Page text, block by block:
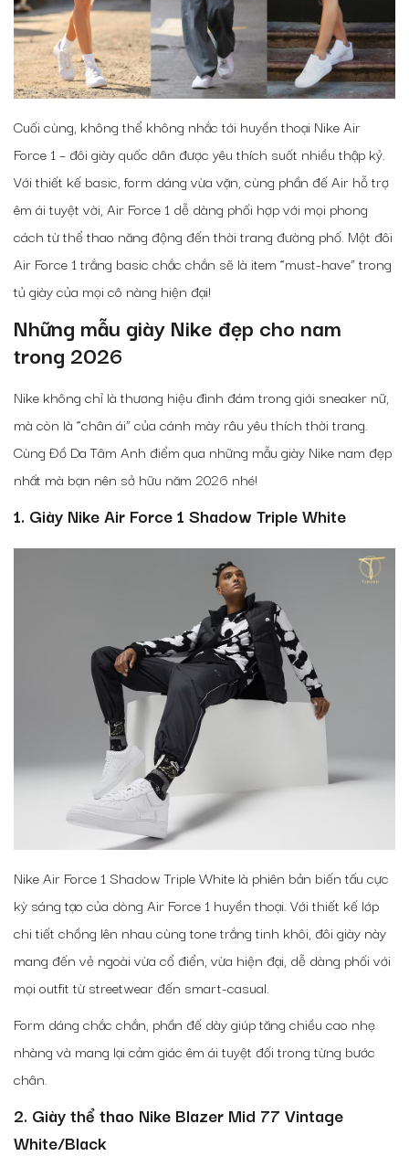
Cuối cùng, không thể không nhắc tới huyền thoại Nike Air
Force 1 – đôi giày quốc dân được yêu thích suốt nhiều thập kỷ.
Với thiết kế basic, form dáng vừa vặn, cùng phần đế Air hỗ trợ
êm ái tuyệt vời, Air Force 1 dễ dàng phối hợp với mọi phong
cách từ thể thao năng động đến thời trang đường phố. Một đôi
Air Force 1 trắng basic chắc chắn sẽ là item “must-have” trong
tủ giày của mọi cô nàng hiện đại!
Những mẫu giày Nike đẹp cho nam
trong 2026
Nike không chỉ là thương hiệu đình đám trong giới sneaker nữ,
mà còn là “chân ái” của cánh mày râu yêu thích thời trang.
Cùng Đồ Da Tâm Anh điểm qua những mẫu giày Nike nam đẹp
nhất mà bạn nên sở hữu năm 2026 nhé!
1. Giày Nike Air Force 1 Shadow Triple White
Nike Air Force 1 Shadow Triple White là phiên bản biến tấu cực
kỳ sáng tạo của dòng Air Force 1 huyền thoại. Với thiết kế lớp
chi tiết chồng lên nhau cùng tone trắng tinh khôi, đôi giày này
mang đến vẻ ngoài vừa cổ điển, vừa hiện đại, dễ dàng phối với
mọi outfit từ streetwear đến smart-casual.
Form dáng chắc chắn, phần đế dày giúp tăng chiều cao nhẹ
nhàng và mang lại cảm giác êm ái tuyệt đối trong từng bước
chân.
2. Giày thể thao Nike Blazer Mid 77 Vintage
White/Black